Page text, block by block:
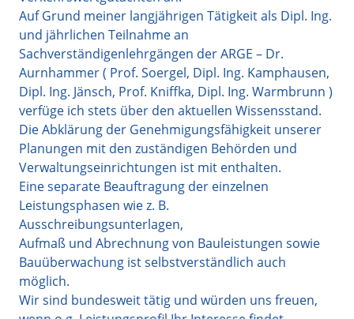
Auf Grund meiner langjährigen Tätigkeit als Dipl. Ing.
und jährlichen Teilnahme an
Sachverständigenlehrgängen der ARGE – Dr.
Aurnhammer ( Prof. Soergel, Dipl. Ing. Kamphausen,
Dipl. Ing. Jänsch, Prof. Kniffka, Dipl. Ing. Warmbrunn )
verfüge ich stets über den aktuellen Wissensstand.
Die Abklärung der Genehmigungsfähigkeit unserer
Planungen mit den zuständigen Behörden und
Verwaltungseinrichtungen ist mit enthalten.
Eine separate Beauftragung der einzelnen
Leistungsphasen wie z. B.
Ausschreibungsunterlagen,
Aufmaß und Abrechnung von Bauleistungen sowie
Bauüberwachung ist selbstverständlich auch
möglich.
Wir sind bundesweit tätig und würden uns freuen,